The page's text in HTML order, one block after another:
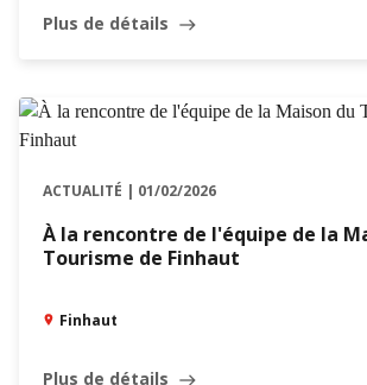
Plus de détails east
ACTUALITÉ | 01/02/2026
À la rencontre de l'équipe de la
Tourisme de Finhaut
Finhaut
Plus de détails east